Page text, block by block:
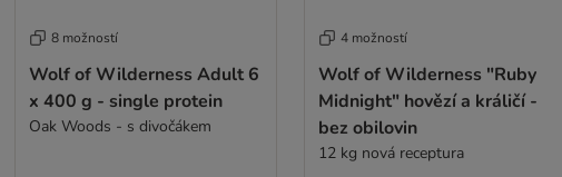
8 možností
Wolf of Wilderness Adult 6
x 400 g - single protein
Oak Woods - s divočákem
4 možností
Wolf of Wilderness "Ruby
Midnight" hovězí a králičí -
bez obilovin
12 kg nová receptura